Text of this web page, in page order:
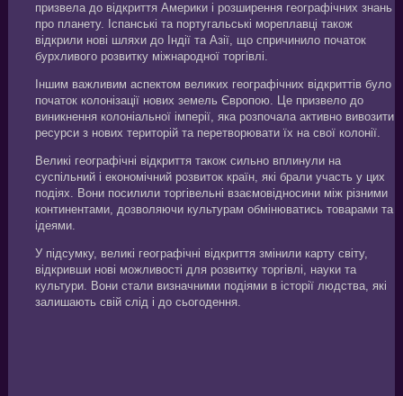
призвела до відкриття Америки і розширення географічних знань
про планету. Іспанські та португальські мореплавці також
відкрили нові шляхи до Індії та Азії, що спричинило початок
бурхливого розвитку міжнародної торгівлі.
Іншим важливим аспектом великих географічних відкриттів було
початок колонізації нових земель Європою. Це призвело до
виникнення колоніальної імперії, яка розпочала активно вивозити
ресурси з нових територій та перетворювати їх на свої колонії.
Великі географічні відкриття також сильно вплинули на
суспільний і економічний розвиток країн, які брали участь у цих
подіях. Вони посилили торгівельні взаємовідносини між різними
континентами, дозволяючи культурам обмінюватись товарами та
ідеями.
У підсумку, великі географічні відкриття змінили карту світу,
відкривши нові можливості для розвитку торгівлі, науки та
культури. Вони стали визначними подіями в історії людства, які
залишають свій слід і до сьогодення.